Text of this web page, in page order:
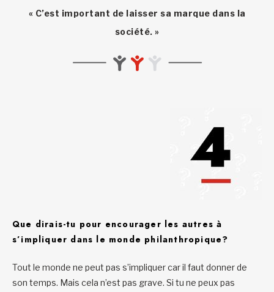
« C’est important de laisser sa marque dans la
société. »
Que dirais-tu pour encourager les autres à
s’impliquer dans le monde philanthropique?
Tout le monde ne peut pas s’impliquer car il faut donner de
son temps. Mais cela n’est pas grave. Si tu ne peux pas